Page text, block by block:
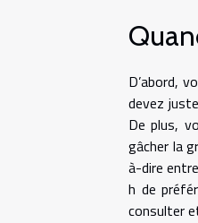
D’abord,
devez
De plus,
gâcher la
à-dire
h de
consulter